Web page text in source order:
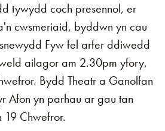
tywydd coch presennol, er
cwsmeriaid, byddwn yn cau
Fyw fel arfer ddiwedd
ailagor am 2.30pm yfory,
Bydd Theatr a Ganolfan
Afon yn parhau ar gau tan
Chwefror.